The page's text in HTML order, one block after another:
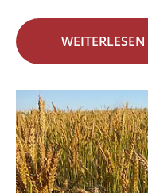
WEITERLESEN